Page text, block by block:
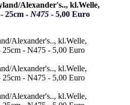
Alexander's.., kl.Welle,
25cm - N475 - 5,00 Euro